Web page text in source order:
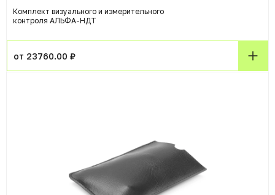
Комплект визуального и измерительного
контроля АЛЬФА-НДТ
от 23760.00 ₽